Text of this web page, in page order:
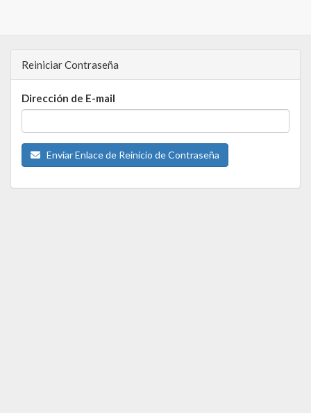
Reiniciar Contraseña
Dirección de E-mail
Enviar Enlace de Reinicio de Contraseña